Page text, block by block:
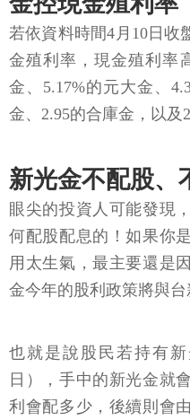
若依資料時間4月10日收
金殖利率，現金殖利率
金、5.17%的元大金、
金、2.95的合庫金，以及
新光金不配股、
眼尖的投資人可能發現
何配股配息的！如果你
用太生氣，最主要還是
金今年的股利政策將與台
也就是說股民若持有
日），手中的新光金就
利會配多少，後續則會